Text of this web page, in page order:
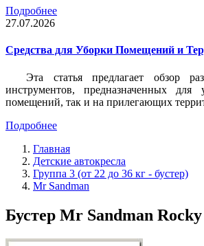
Подробнее
27.07.2026
Средства для Уборки Помещений и
Эта статья предлагает обзор
инструментов, предназначенных для
помещений, так и на прилегающих
Подробнее
Главная
Детские автокресла
Группа 3 (от 22 до 36 кг - бустер)
Mr Sandman
Бустер Mr Sandman